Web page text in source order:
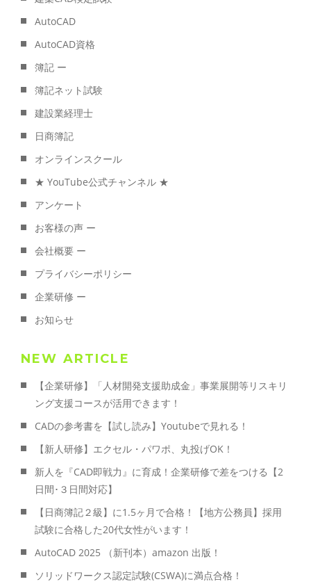
AutoCAD
AutoCAD資格
簿記 ー
簿記ネット試験
建設業経理士
日商簿記
オンラインスクール
★ YouTube公式チャンネル ★
アンケート
お客様の声 ー
会社概要 ー
プライバシーポリシー
企業研修 ー
お知らせ
NEW ARTICLE
【企業研修】「人材開発支援助成金」事業展開等リスキリ
ング支援コースが活用できます！
CADの参考書を【試し読み】Youtubeで見れる！
【新人研修】エクセル・パワポ、丸投げOK！
新人を『CAD即戦力』に育成！企業研修で差をつける【2
日間･３日間対応】
【日商簿記２級】に1.5ヶ月で合格！【地方公務員】採用
試験に合格した20代女性がいます！
AutoCAD 2025 （新刊本）amazon 出版！
ソリッドワークス認定試験(CSWA)に満点合格！